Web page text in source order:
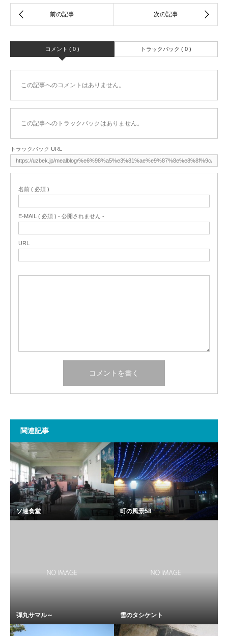
コメント ( 0 ) トラックバック ( 0 )
この記事へのコメントはありません。
この記事へのトラックバックはありません。
トラックバック URL
名前 ( 必須 )
E-MAIL ( 必須 ) - 公開されません -
URL
関連記事
ソ連食堂 町の風景58
弾丸サマル～ 雪のタシケント